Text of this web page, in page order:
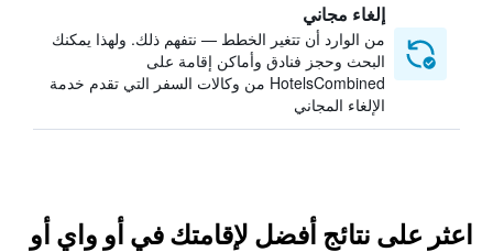
إلغاء مجاني
من الوارد أن تتغير الخطط — نتفهم ذلك. ولهذا يمكنك
البحث وحجز فنادق وأماكن إقامة على
HotelsCombined من وكالات السفر التي تقدم خدمة
الإلغاء المجاني
اعثر على نتائج أفضل لإقامتك في أو واي أو